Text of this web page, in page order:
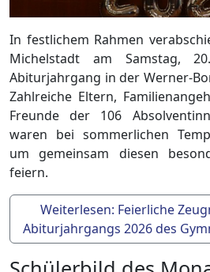
In festlichem Rahmen
Michelstadt am Samstag,
Abiturjahrgang in der Werner-
Zahlreiche Eltern,
Freunde der 106
waren bei sommerlichen
um gemeinsam diesen
feiern.
Weiterlesen: Feierliche
Abiturjahrgangs 2026 des